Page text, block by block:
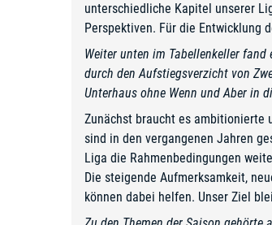
unterschiedliche Kapitel unserer
Perspektiven. Für die Entwicklung
Weiter unten im Tabellenkeller
durch den Aufstiegsverzicht von
Unterhaus ohne Wenn und Aber in
Zunächst braucht es ambitionierte
sind in den vergangenen Jahren
Liga die Rahmenbedingungen
Die steigende Aufmerksamkeit,
können dabei helfen. Unser Ziel